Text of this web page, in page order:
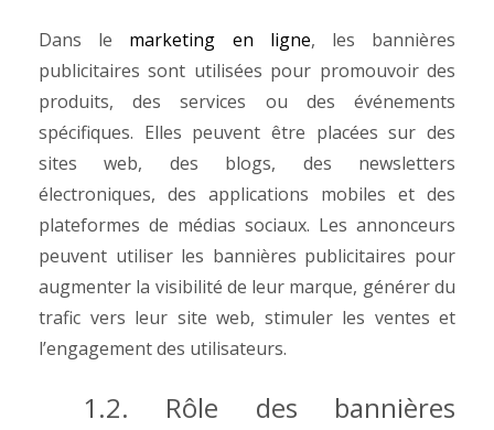
Dans le marketing en ligne, les bannières
publicitaires sont utilisées pour promouvoir des
produits, des services ou des événements
spécifiques. Elles peuvent être placées sur des
sites web, des blogs, des newsletters
électroniques, des applications mobiles et des
plateformes de médias sociaux. Les annonceurs
peuvent utiliser les bannières publicitaires pour
augmenter la visibilité de leur marque, générer du
trafic vers leur site web, stimuler les ventes et
l’engagement des utilisateurs.
1.2. Rôle des bannières